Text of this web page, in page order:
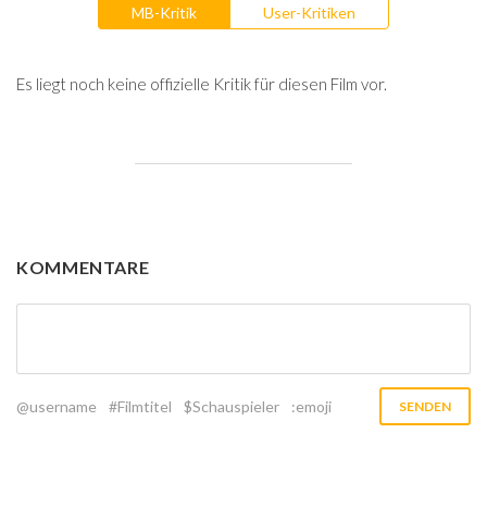
MB-Kritik User-Kritiken
Es liegt noch keine offizielle Kritik für diesen Film vor.
KOMMENTARE
@username #Filmtitel $Schauspieler :emoji